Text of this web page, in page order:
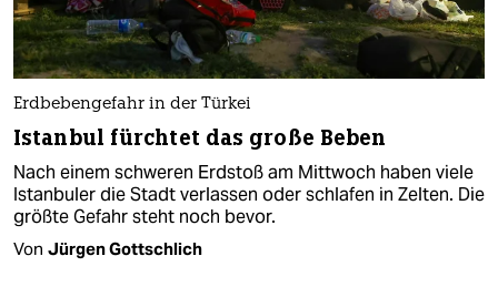
Erdbebengefahr in der Türkei
Istanbul fürchtet das große Beben
Nach einem schweren Erdstoß am Mittwoch haben viele
Istanbuler die Stadt verlassen oder schlafen in Zelten. Die
größte Gefahr steht noch bevor.
Von Jürgen Gottschlich